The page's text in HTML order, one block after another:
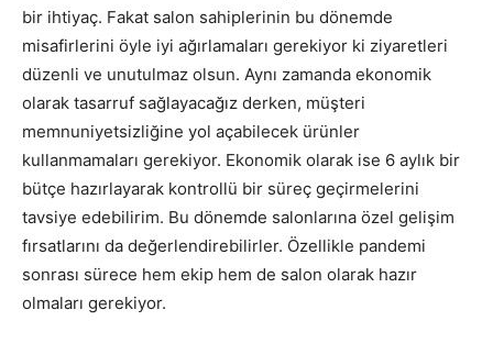
bir ihtiyaç. Fakat salon sahiplerinin bu dönemde
misafirlerini öyle iyi ağırlamaları gerekiyor ki ziyaretleri
düzenli ve unutulmaz olsun. Aynı zamanda ekonomik
olarak tasarruf sağlayacağız derken, müşteri
memnuniyetsizliğine yol açabilecek ürünler
kullanmamaları gerekiyor. Ekonomik olarak ise 6 aylık bir
bütçe hazırlayarak kontrollü bir süreç geçirmelerini
tavsiye edebilirim. Bu dönemde salonlarına özel gelişim
fırsatlarını da değerlendirebilirler. Özellikle pandemi
sonrası sürece hem ekip hem de salon olarak hazır
olmaları gerekiyor.